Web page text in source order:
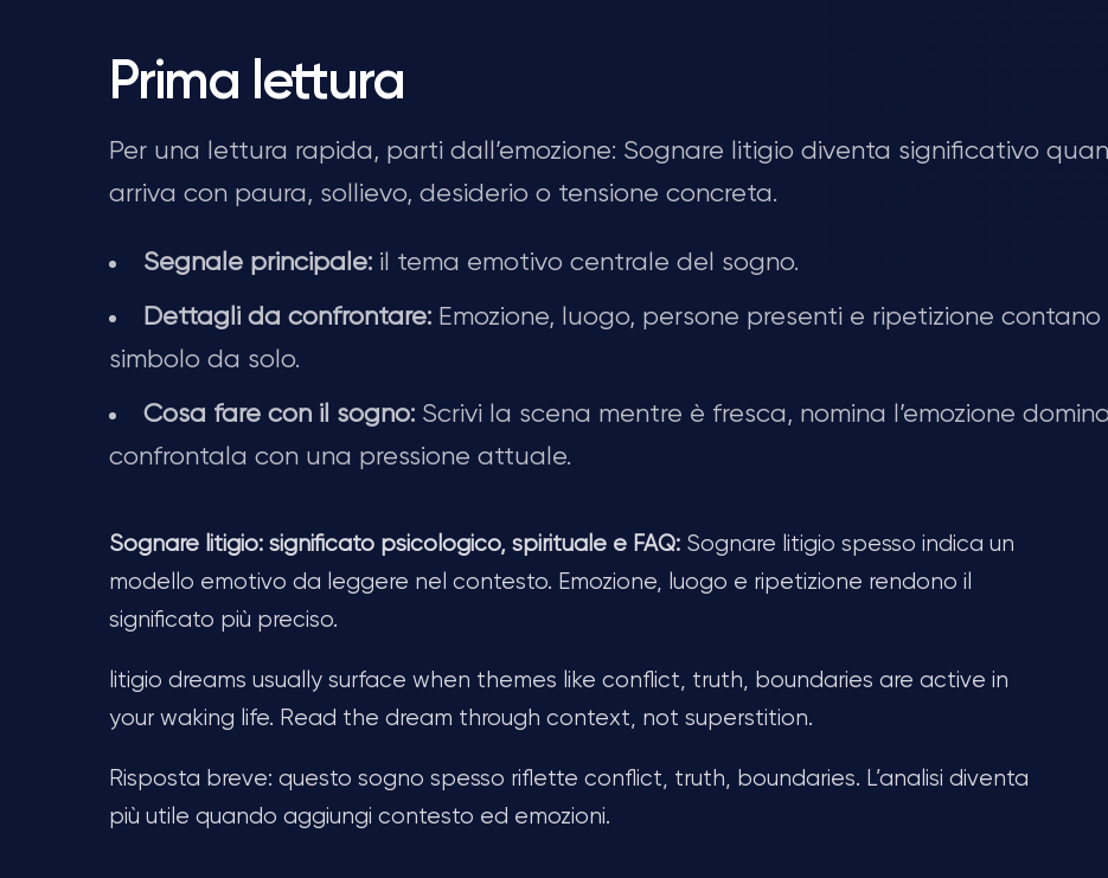
Prima lettura
Per una lettura rapida, parti dall’emozione: Sognare litigio diventa significativo
arriva con paura, sollievo, desiderio o tensione concreta.
Segnale principale: il tema emotivo centrale del sogno.
Dettagli da confrontare: Emozione, luogo, persone presenti e ripetizione contano
simbolo da solo.
Cosa fare con il sogno: Scrivi la scena mentre è fresca, nomina l’emozione
confrontala con una pressione attuale.
Sognare litigio: significato psicologico, spirituale e FAQ: Sognare litigio spesso indica un
modello emotivo da leggere nel contesto. Emozione, luogo e ripetizione rendono il
significato più preciso.
litigio dreams usually surface when themes like conflict, truth, boundaries are active in
your waking life. Read the dream through context, not superstition.
Risposta breve: questo sogno spesso riflette conflict, truth, boundaries. L’analisi diventa
più utile quando aggiungi contesto ed emozioni.